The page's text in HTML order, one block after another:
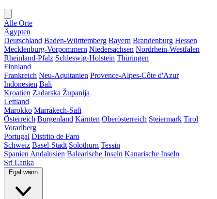
Alle Orte
Ägypten
Deutschland Baden-Württemberg Bayern Brandenburg Hessen
Mecklenburg-Vorpommern Niedersachsen Nordrhein-Westfalen
Rheinland-Pfalz Schleswig-Holstein Thüringen
Finnland
Frankreich Neu-Aquitanien Provence-Alpes-Côte d'Azur
Indonesien Bali
Kroatien Zadarska Županija
Lettland
Marokko Marrakech-Safi
Österreich Burgenland Kärnten Oberösterreich Steiermark Tirol
Vorarlberg
Portugal Distrito de Faro
Schweiz Basel-Stadt Solothurn Tessin
Spanien Andalusien Balearische Inseln Kanarische Inseln
Sri Lanka
Egal wann